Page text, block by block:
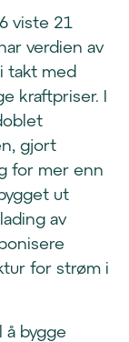
viste 21
verdien av
takt med
kraftpriser. I
gjort
for mer enn
ut
av
for strøm i
å bygge